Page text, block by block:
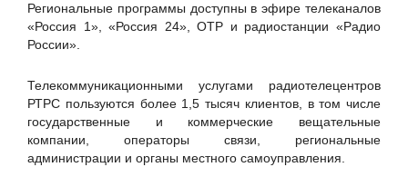
Республики Ингушетия
Национальный банковский Журнал NBJ
ООО "Технолоджис"
Первая миля
РЕД СОФТ
Региональные программы доступны в эфире телеканалов
«Россия 1», «Россия 24», ОТР и радиостанции «Радио
России».
Телекоммуникационными услугами радиотелецентров
РТРС пользуются более 1,5 тысяч клиентов, в том числе
государственные и коммерческие вещательные
компании, операторы связи, региональные
администрации и органы местного самоуправления.